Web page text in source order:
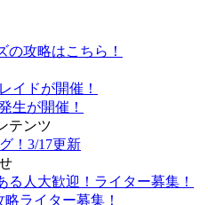
の攻略はこちら！
イドが開催！
生が開催！
テンツ
！3/17更新
る人大歓迎！ライター募集！
ライター募集！